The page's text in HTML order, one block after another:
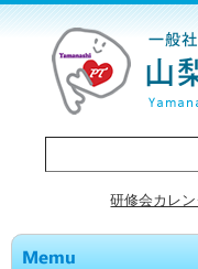
研修会カレ